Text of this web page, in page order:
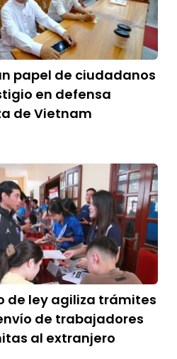
papel de ciudadanos
en defensa
de Vietnam
de ley agiliza trámites
de trabajadores
al extranjero